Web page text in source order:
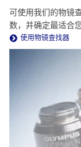
可使用我们的物镜
数，并确定最适合
使用物镜查找器